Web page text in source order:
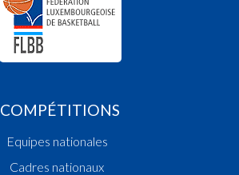
COMPÉTITIONS
Equipes nationales
Cadres nationaux